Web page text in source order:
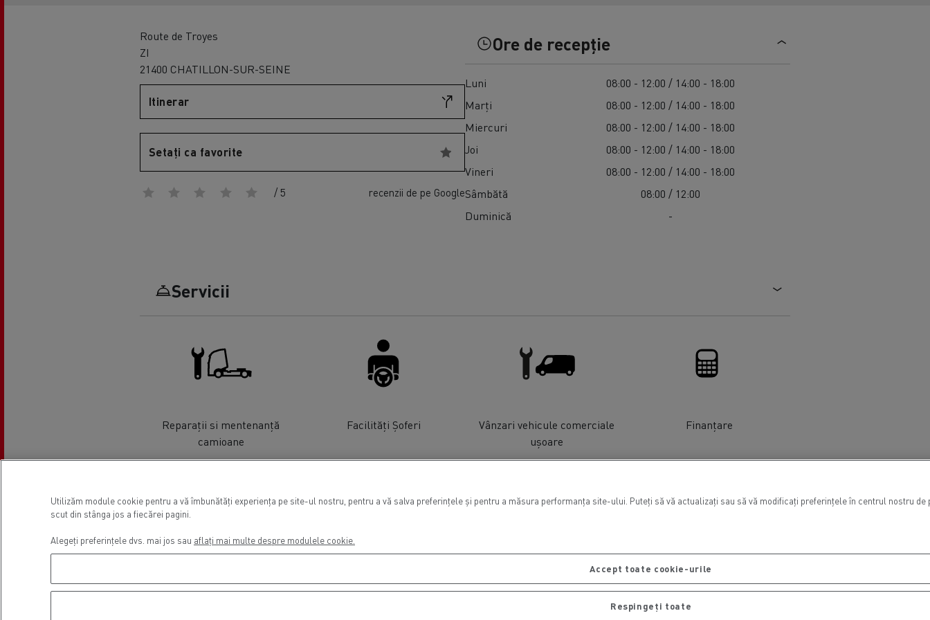
Pentru livrare
Managementul flotei și al energiei
Cursuri pentru șoferi
Feldschlösschen - Carlsberg
Route de Troyes
ZI
21400 CHATILLON-SUR-SEINE
Itinerar
Setați ca favorite
/ 5 recenzii de pe Google
Ore de recepție
Luni
08:00 - 12:00 / 14:00 - 18:00
Marți
08:00 - 12:00 / 14:00 - 18:00
Miercuri
08:00 - 12:00 / 14:00 - 18:00
Joi
08:00 - 12:00 / 14:00 - 18:00
Vineri
08:00 - 12:00 / 14:00 - 18:00
Sâmbătă
08:00 / 12:00
Duminică
-
Servicii
Reparații si mentenanță
camioane
Facilități Șoferi
Vânzari vehicule comerciale
ușoare
Finanțare
Locație
Utilizăm module cookie pentru a vă îmbunătăți experiența pe site-ul nostru, pentru a vă salva preferințele și pentru a măsura performanța site-ului. Puteți să vă actualizați sau să vă modificați preferințele în centrul nostru
scut din stânga jos a fiecărei pagini.
Alegeți preferințele dvs. mai jos sau aflați mai multe despre modulele cookie.
Accept toate cookie-urile
Respingeți toate